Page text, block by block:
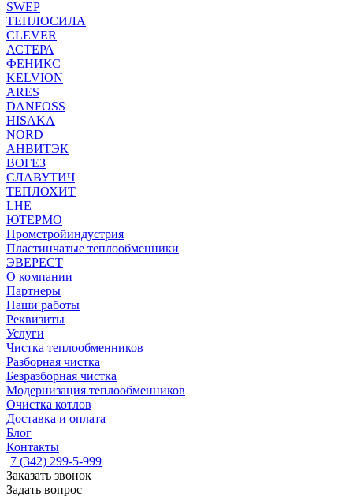
SWEP
ТЕПЛОСИЛА
CLEVER
АСТЕРА
ФЕНИКС
KELVION
ARES
DANFOSS
HISAKA
NORD
АНВИТЭК
ВОГЕЗ
СЛАВУТИЧ
ТЕПЛОХИТ
LHE
ЮТЕРМО
Промстройиндустрия
Пластинчатые теплообменники
ЭВЕРЕСТ
О компании
Партнеры
Наши работы
Реквизиты
Услуги
Чистка теплообменников
Разборная чистка
Безразборная чистка
Модернизация теплообменников
Очистка котлов
Доставка и оплата
Блог
Контакты
7 (342) 299-5-999
Заказать звонок
Задать вопрос